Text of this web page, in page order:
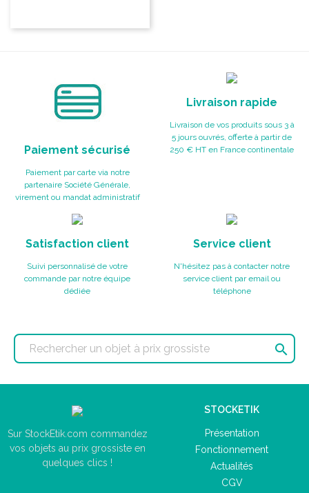
Paiement sécurisé
Paiement par carte via notre
partenaire Société Générale,
virement ou mandat administratif
Livraison rapide
Livraison de vos produits sous 3 à
5 jours ouvrés, offerte à partir de
250 € HT en France continentale
Satisfaction client
Suivi personnalisé de votre
commande par notre équipe
dédiée
Service client
N'hésitez pas à contacter notre
service client par email ou
téléphone

Sur StockEtik.com commandez
vos objets au prix grossiste en
quelques clics !
STOCKETIK
Présentation
Fonctionnement
Actualités
CGV